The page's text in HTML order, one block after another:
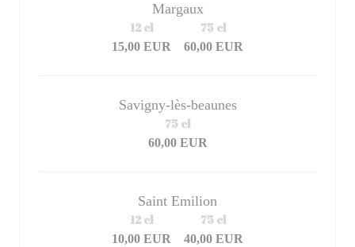
Margaux
15,00 EUR
12 cl
60,00 EUR
75 cl
Savigny-lès-beaunes
60,00 EUR
75 cl
Saint Emilion
10,00 EUR
12 cl
40,00 EUR
75 cl